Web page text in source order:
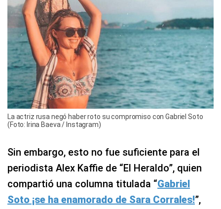
La actriz rusa negó haber roto su compromiso con Gabriel Soto
(Foto: Irina Baeva / Instagram)
Sin embargo, esto no fue suficiente para el
periodista Alex Kaffie de “El Heraldo”, quien
compartió una columna titulada “Gabriel
Soto ¡se ha enamorado de Sara Corrales!”,